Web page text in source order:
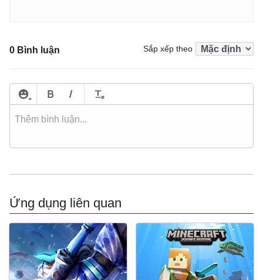
0 Bình luận Sắp xếp theo
Ứng dụng liên quan